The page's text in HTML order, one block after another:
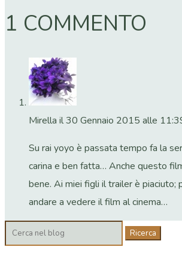
1 COMMENTO
Mirella il 30 Gennaio 2015 alle
Su rai yoyo è passata tempo fa la
carina e ben fatta… Anche questo
bene. Ai miei figli il trailer è piaciuto;
andare a vedere il film al cinema…
Cerca: